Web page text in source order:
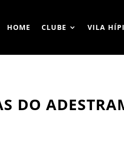
HOME CLUBE VILA
DO